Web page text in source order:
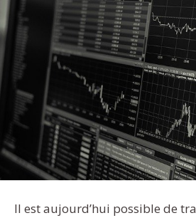
Il est aujourd’hui possible de